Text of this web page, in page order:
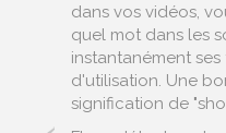
dans vos vidéos,
quel mot dans les
instantanément
d'utilisation. Une
signification de